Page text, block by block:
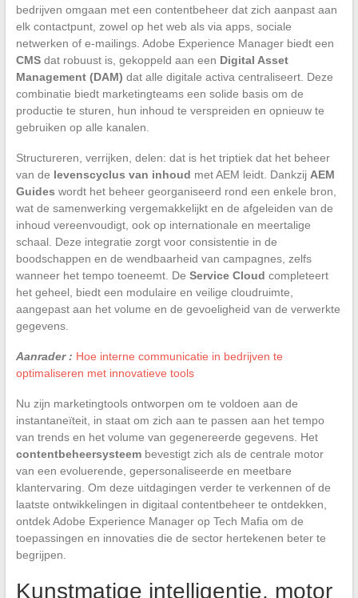
bedrijven omgaan met een contentbeheer dat zich aanpast aan
elk contactpunt, zowel op het web als via apps, sociale
netwerken of e-mailings. Adobe Experience Manager biedt een
CMSdat robuust is, gekoppeld aan een Digital Asset
Management (DAM) dat alle digitale activa centraliseert. Deze
combinatie biedt marketingteams een solide basis om de
productie te sturen, hun inhoud te verspreiden en opnieuw te
gebruiken op alle kanalen.
Structureren, verrijken, delen: dat is het triptiek dat het beheer
van de levenscyclus van inhoud met AEM leidt. Dankzij AEM
Guides wordt het beheer georganiseerd rond een enkele bron,
wat de samenwerking vergemakkelijkt en de afgeleiden van de
inhoud vereenvoudigt, ook op internationale en meertalige
schaal. Deze integratie zorgt voor consistentie in de
boodschappen en de wendbaarheid van campagnes, zelfs
wanneer het tempo toeneemt. De Service Cloud completeert
het geheel, biedt een modulaire en veilige cloudruimte,
aangepast aan het volume en de gevoeligheid van de verwerkte
gegevens.
Aanrader : Hoe interne communicatie in bedrijven te
optimaliseren met innovatieve tools
Nu zijn marketingtools ontworpen om te voldoen aan de
instantaneïteit, in staat om zich aan te passen aan het tempo
van trends en het volume van gegenereerde gegevens. Het
contentbeheersysteembevestigt zich als de centrale motor
van een evoluerende, gepersonaliseerde en meetbare
klantervaring. Om deze uitdagingen verder te verkennen of de
laatste ontwikkelingen in digitaal contentbeheer te ontdekken,
ontdek Adobe Experience Manager op Tech Mafia om de
toepassingen en innovaties die de sector hertekenen beter te
begrijpen.
Kunstmatige intelligentie, motor